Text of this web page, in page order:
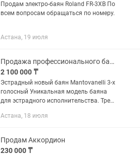
Продам электро-баян Roland FR-3XB По
всем вопросам обращаться по номеру.
Астана, 19 июля
Продажа профессионального баяна
2 100 000 ₸
Эстрадный новый баян Mantovanelli 3-х
голосный Уникальная модель баяна
для эстрадного исполнительства. Трех
розлив плюс фагот, четыре регистра в
Астана, 18 июля
Продам Аккордион
230 000 ₸